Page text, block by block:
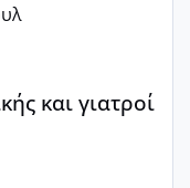
και γιατροί